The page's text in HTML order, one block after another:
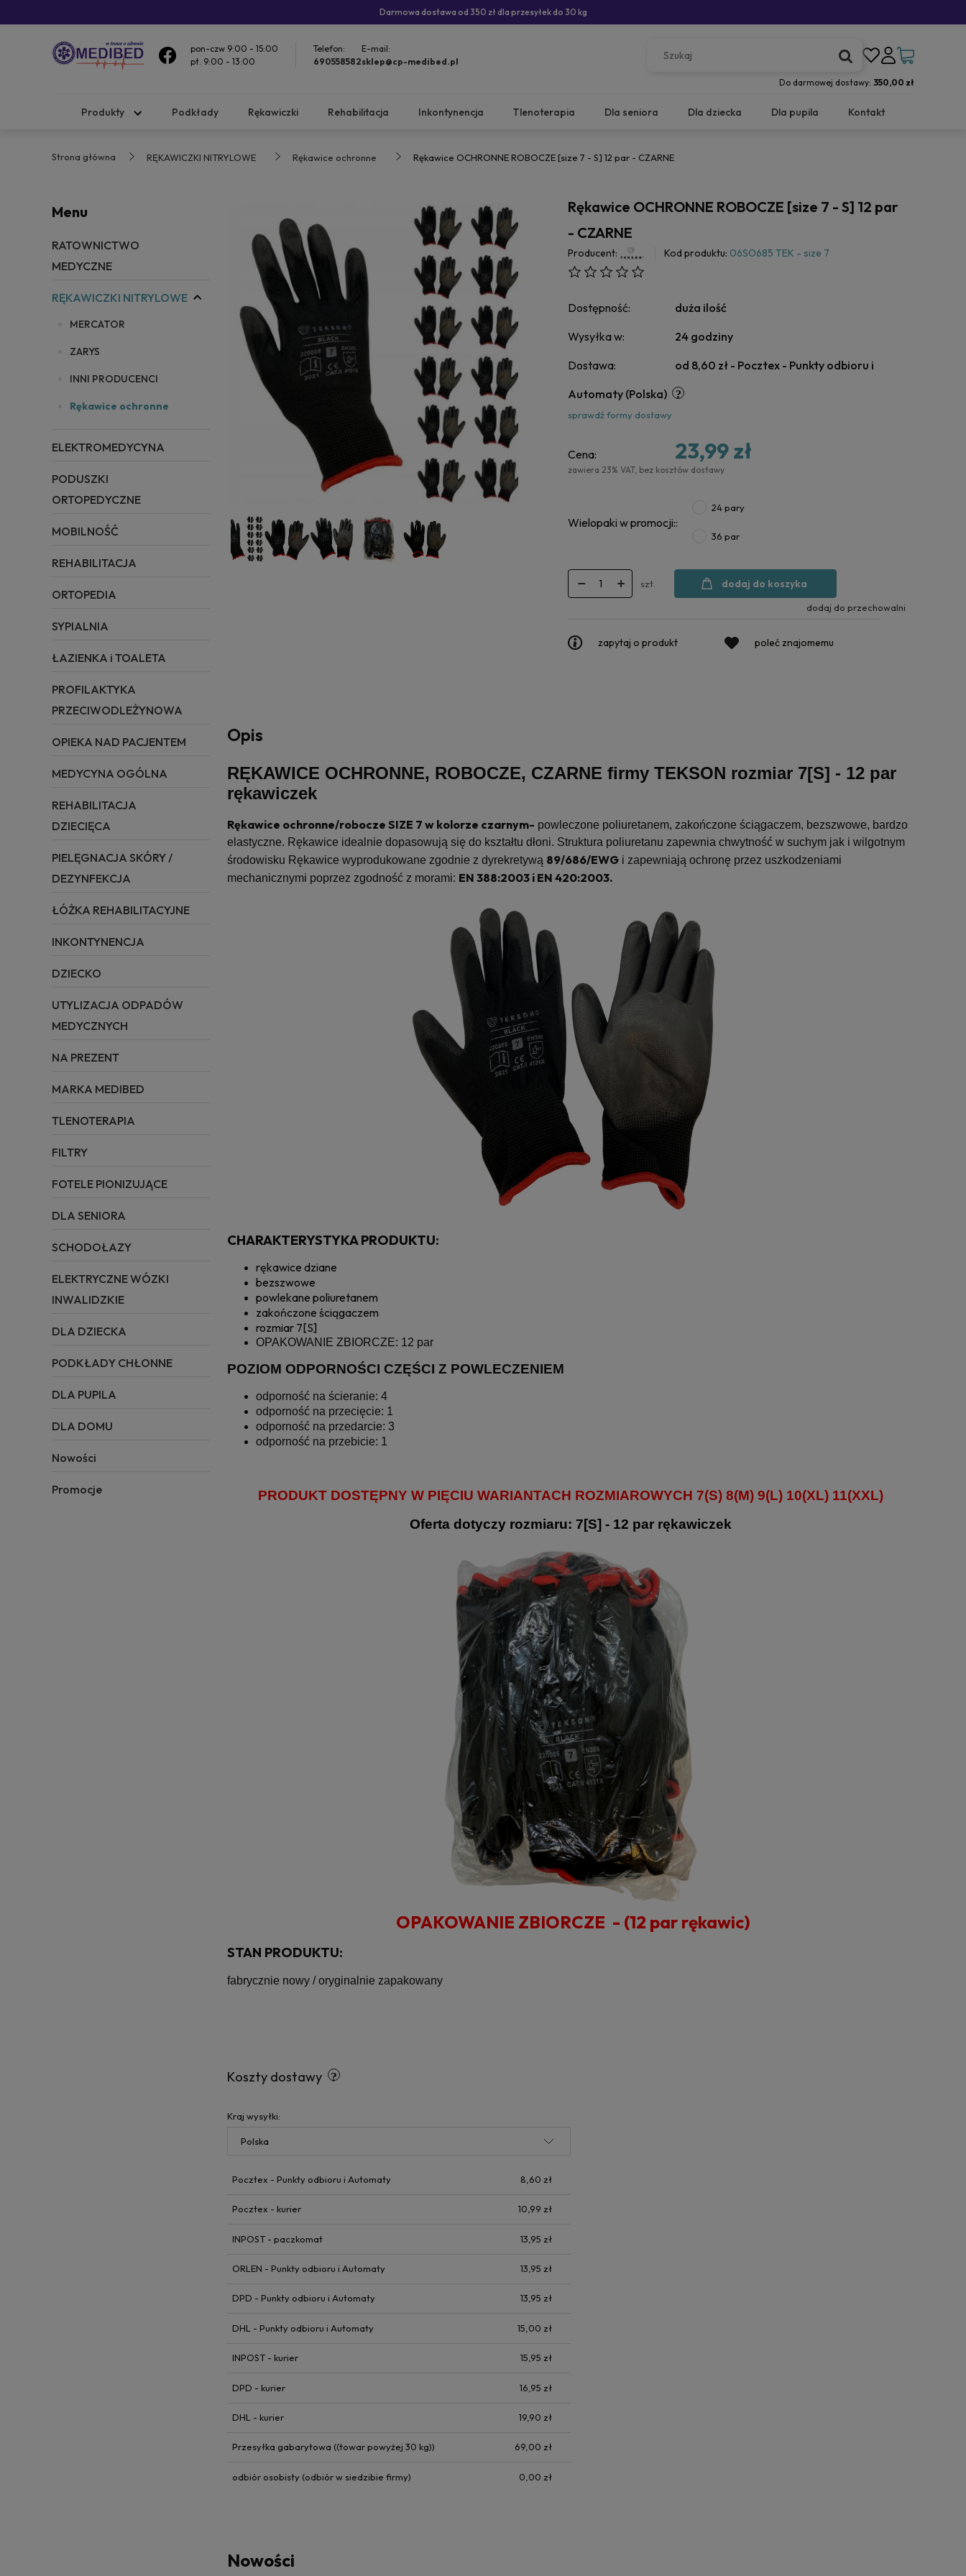
Darmowa dostawa od 350 zł dla przesyłek do 30 kg
pon-czw 9:00 - 15:00
pt. 9:00 - 13:00
Telefon:
690558582
E-mail:
sklep@cp-medibed.pl
Do darmowej dostawy: 350,00 zł
Produkty Podkłady Rękawiczki Rehabilitacja Inkontynencja Tlenoterapia Dla seniora Dla dziecka Dla pupila Kontakt
Strona główna RĘKAWICZKI NITRYLOWE Rękawice ochronne Rękawice OCHRONNE ROBOCZE [size 7 - S] 12 par - CZARNE
Menu
RATOWNICTWO
MEDYCZNE
RĘKAWICZKI NITRYLOWE
MERCATOR
ZARYS
INNI PRODUCENCI
Rękawice ochronne
ELEKTROMEDYCYNA
PODUSZKI
ORTOPEDYCZNE
MOBILNOŚĆ
REHABILITACJA
ORTOPEDIA
SYPIALNIA
ŁAZIENKA i TOALETA
PROFILAKTYKA
PRZECIWODLEŻYNOWA
OPIEKA NAD PACJENTEM
MEDYCYNA OGÓLNA
REHABILITACJA
DZIECIĘCA
PIELĘGNACJA SKÓRY /
DEZYNFEKCJA
ŁÓŻKA REHABILITACYJNE
INKONTYNENCJA
DZIECKO
UTYLIZACJA ODPADÓW
MEDYCZNYCH
NA PREZENT
MARKA MEDIBED
TLENOTERAPIA
FILTRY
FOTELE PIONIZUJĄCE
DLA SENIORA
SCHODOŁAZY
ELEKTRYCZNE WÓZKI
INWALIDZKIE
DLA DZIECKA
PODKŁADY CHŁONNE
DLA PUPILA
DLA DOMU
Nowości
Promocje
Rękawice OCHRONNE ROBOCZE [size 7 - S] 12 par
- CZARNE
Producent: Kod produktu: 06SO685 TEK - size 7
Dostępność:
duża ilość
Wysyłka w:
24 godziny
Dostawa:
od 8,60 zł - Pocztex - Punkty odbioru i
Automaty (Polska)
sprawdź formy dostawy
Cena: 23,99 zł
zawiera 23% VAT, bez kosztów dostawy
Wielopaki w promocji::
24 pary
36 par
szt. dodaj do koszyka
dodaj do przechowalni
zapytaj o produkt poleć znajomemu
Opis
RĘKAWICE OCHRONNE, ROBOCZE, CZARNE firmy TEKSON rozmiar 7[S] - 12 par
rękawiczek
Rękawice ochronne/robocze SIZE 7 w kolorze czarnym- powleczone poliuretanem, zakończone ściągaczem, bezszwowe, bardzo
elastyczne. Rękawice idealnie dopasowują się do kształtu dłoni. Struktura poliuretanu zapewnia chwytność w suchym jak i wilgotnym
środowisku Rękawice wyprodukowane zgodnie z dyrekretywą 89/686/EWG i zapewniają ochronę przez uszkodzeniami
mechanicznymi poprzez zgodność z morami: EN 388:2003 i EN 420:2003.
CHARAKTERYSTYKA PRODUKTU:
rękawice dziane
bezszwowe
powlekane poliuretanem
zakończone ściągaczem
rozmiar 7[S]
OPAKOWANIE ZBIORCZE: 12 par
POZIOM ODPORNOŚCI CZĘŚCI Z POWLECZENIEM
odporność na ścieranie: 4
odporność na przecięcie: 1
odporność na przedarcie: 3
odporność na przebicie: 1
PRODUKT DOSTĘPNY W PIĘCIU WARIANTACH ROZMIAROWYCH 7(S) 8(M) 9(L) 10(XL) 11(XXL)
Oferta dotyczy rozmiaru: 7[S] - 12 par rękawiczek
OPAKOWANIE ZBIORCZE - (12 par rękawic)
STAN PRODUKTU:
fabrycznie nowy / oryginalnie zapakowany
Koszty dostawy
Kraj wysyłki:
Pocztex - Punkty odbioru i Automaty 8,60 zł
Pocztex - kurier 10,99 zł
INPOST - paczkomat 13,95 zł
ORLEN - Punkty odbioru i Automaty 13,95 zł
DPD - Punkty odbioru i Automaty 13,95 zł
DHL - Punkty odbioru i Automaty 15,00 zł
INPOST - kurier 15,95 zł
DPD - kurier 16,95 zł
DHL - kurier 19,90 zł
Przesyłka gabarytowa ((towar powyżej 30 kg)) 69,00 zł
odbiór osobisty(odbiór w siedzibie firmy) 0,00 zł
Nowości